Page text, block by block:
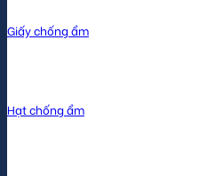
Giấy chống ẩm
Hạt chống ẩm